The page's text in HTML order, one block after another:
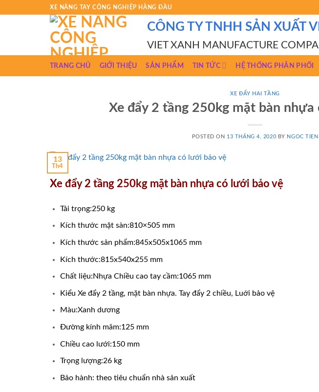
XE NÂNG TAY CÔNG NGHIỆP HÀNG ĐẦU
CÔNG TY TNHH SẢN XUẤT
VIET XANH MANUFACTURE
TRANG CHỦ GIỚI THIỆU SẢN PHẨM TIN TỨC HỆ THỐNG PHÂN PHỐI
XE ĐẨY HAI TẦNG
Xe đẩy 2 tầng 250kg mặt bàn
POSTED ON 13 THÁNG 4, 2020 BY NGOC TIEN
13
Th4
Xe đẩy 2 tầng 250kg mặt bàn nhựa có lưới bảo vệ
Tải trọng:250 kg
Kích thước mặt sàn:810×505 mm
Kích thước sản phẩm:845x505x1065 mm
Kích thước:815x540x255 mm
Chất liệu:Nhựa Chiều cao tay cầm:1065 mm
Kiểu Xe đẩy 2 tầng, mặt bàn nhựa. Tay đẩy 2 chiều, Luới bảo vệ
Màu:Xanh dương
Đường kính mâm:125 mm
Chiều cao lưới:150 mm
Trọng lượng:26 kg
Bảo hành: theo tiêu chuẩn nhà sản xuất